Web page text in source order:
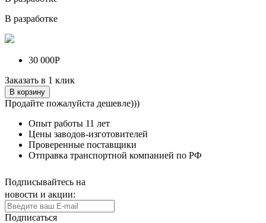
В разработке
30 000Р
Заказать в 1 клик
В корзину
Продайте пожалуйста дешевле)))
Опыт работы 11 лет
Цены заводов-изготовителей
Проверенные поставщики
Отправка транспортной компанией по РФ
Подписывайтесь на
новости и акции:
Подписаться